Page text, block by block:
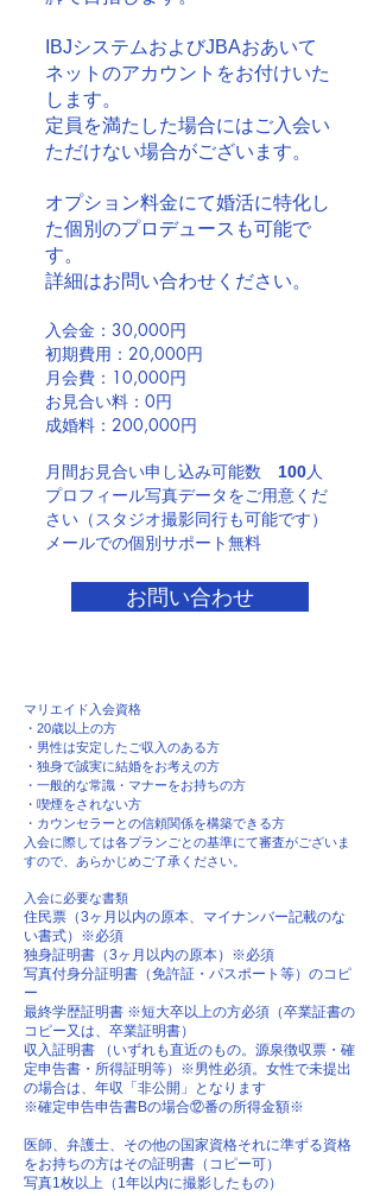
​IBJシステムおよびJBAおあいて
ネットのアカウントをお付けいた
します。
​定員を満たした場合にはご入会い
ただけない場合がございます。
​オプション料金にて婚活に特化し
た個別のプロデュースも可能で
す。
詳細はお問い合わせください。
入会金：30,000円
​初期費用：20,000円
​月会費：10,000円
お見合い料：0円
成婚料：200,000円
月間お見合い申し込み可能数 100人
プロフィール写真データをご用意くだ
さい（スタジオ撮影同行も可能です）
​メールでの個別サポート無料
お問い合わせ
マリエイド入会資格
・20歳以上の方
・男性は安定したご収入のある方
・独身で誠実に結婚をお考えの方
・一般的な常識・マナーをお持ちの方
・喫煙をされない方
・カウンセラーとの信頼関係を構築できる方
入会に際しては各プランごとの基準にて審査がございま
すので、あらかじめご了承ください。
入会に必要な書類
住民票（3ヶ月以内の原本、マイナンバー記載のな
い書式）※必須
独身証明書（3ヶ月以内の原本）※必須
写真付身分証明書（免許証・パスポート等）のコピ
ー
最終学歴証明書 ※短大卒以上の方必須（卒業証書の
コピー又は、卒業証明書）
収入証明書 （いずれも直近のもの。源泉徴収票・確
定申告書・所得証明等）※男性必須。女性で未提出
の場合は、年収「非公開」となります
※確定申告申告書Bの場合⑫番の所得金額※
医師、弁護士、その他の国家資格それに準ずる資格
をお持ちの方はその証明書（コピー可）
写真1枚以上（1年以内に撮影したもの）